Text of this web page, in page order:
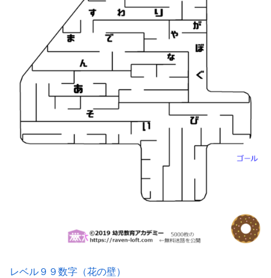
レベル９９数字（花の壁）